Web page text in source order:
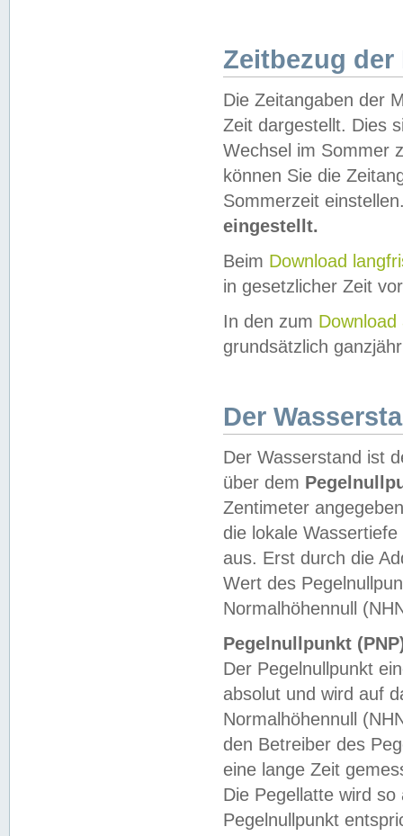
Zeitbezug der
Die Zeitangaben der
Zeit dargestellt. Dies
Wechsel im Sommer
können Sie die
Sommerzeit
eingestellt.
Beim Download
in gesetzlicher Zeit
In den zum Download
grundsätzlich
Der
Der Wasserstand ist
über dem
Zentimeter
die lokale
aus. Erst durch die
Wert des
Normalhöhennull
Pegelnullpunkt
Der Pegelnullpunkt
absolut und wird auf
Normalhöhennull
den Betreiber des
eine lange Zeit
Die Pegellatte wird
Pegelnullpunkt